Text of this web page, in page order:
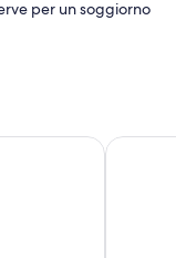
per un soggiorno
Best